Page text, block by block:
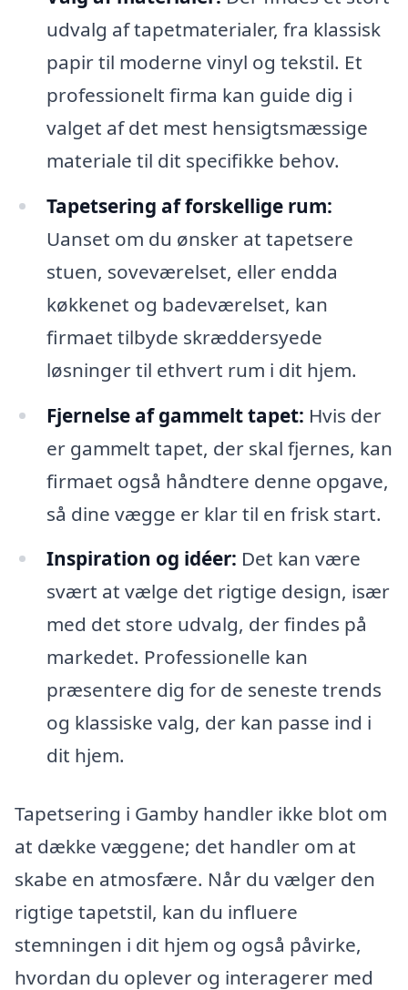
udvalg af tapetmaterialer, fra klassisk
papir til moderne vinyl og tekstil. Et
professionelt firma kan guide dig i
valget af det mest hensigtsmæssige
materiale til dit specifikke behov.
Tapetsering af forskellige rum:
Uanset om du ønsker at tapetsere
stuen, soveværelset, eller endda
køkkenet og badeværelset, kan
firmaet tilbyde skræddersyede
løsninger til ethvert rum i dit hjem.
Fjernelse af gammelt tapet: Hvis der
er gammelt tapet, der skal fjernes, kan
firmaet også håndtere denne opgave,
så dine vægge er klar til en frisk start.
Inspiration og idéer: Det kan være
svært at vælge det rigtige design, især
med det store udvalg, der findes på
markedet. Professionelle kan
præsentere dig for de seneste trends
og klassiske valg, der kan passe ind i
dit hjem.
Tapetsering i Gamby handler ikke blot om
at dække væggene; det handler om at
skabe en atmosfære. Når du vælger den
rigtige tapetstil, kan du influere
stemningen i dit hjem og også påvirke,
hvordan du oplever og interagerer med